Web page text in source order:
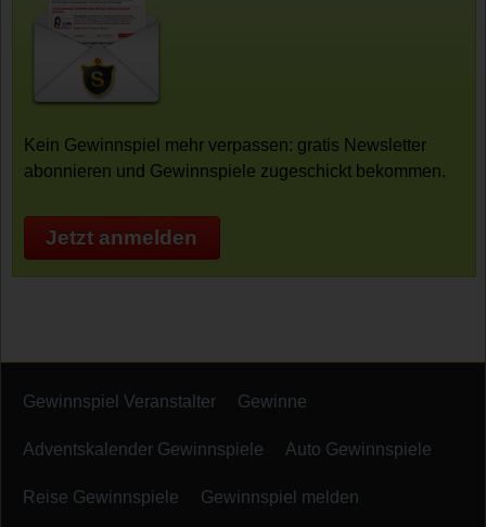
Kein Gewinnspiel mehr verpassen: gratis Newsletter
abonnieren und Gewinnspiele zugeschickt bekommen.
Jetzt anmelden
Gewinnspiel Veranstalter Gewinne
Adventskalender Gewinnspiele Auto Gewinnspiele
Reise Gewinnspiele Gewinnspiel melden